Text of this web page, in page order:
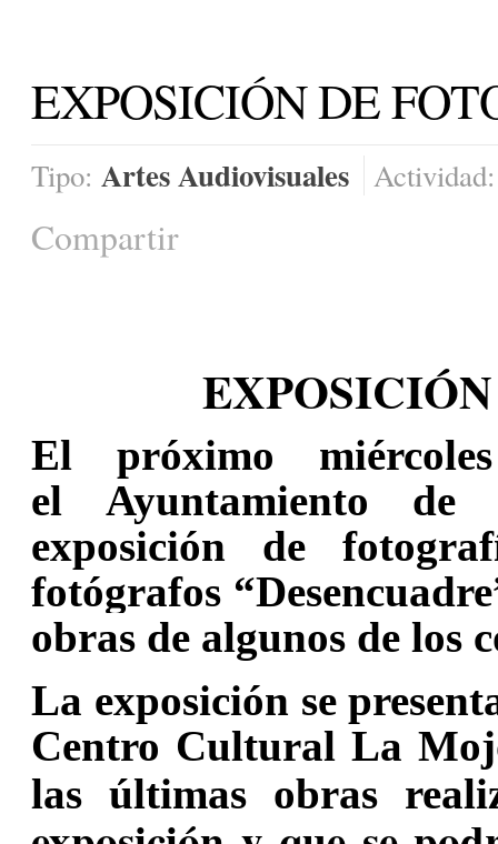
EXPOSICIÓN DE
Tipo: Artes Audiovisuales
Compartir
El próximo
el Ayuntamiento
exposición de
fotógrafos
obras de algunos de los
La exposición se
Centro Cultural La
las últimas obras